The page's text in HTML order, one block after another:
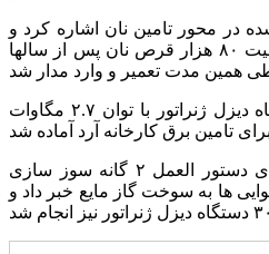
در محور تامین نان اشاره کرد و
گفت: دستگاه تولید نان با ظرفیت ۸٠ هزار قرص نان پس از سالها
الهی افزود: همچنین سه دستگاه دیزل ژنراتور با توان ۲.۷ مگاوات
الهی با اشاره به تاکید بر اجرای دستور العمل ۲ گانه سوز سازی
تبدیل ۳٠ درصد نانوایی ها به سوخت گاز مایع خبر داد و